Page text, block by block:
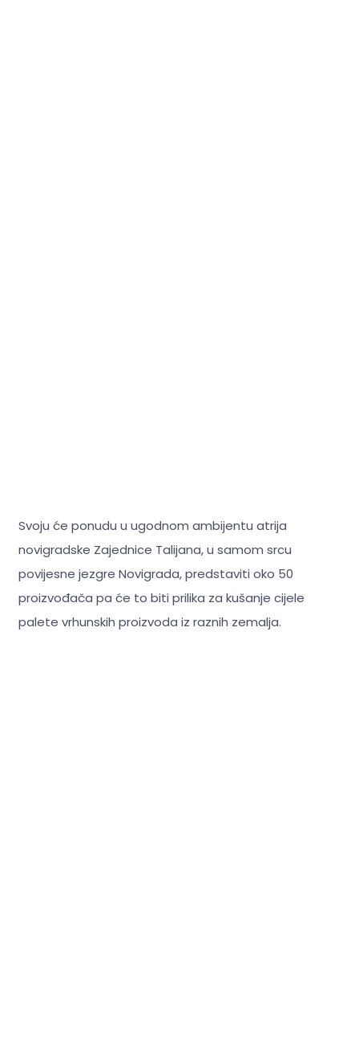
Svoju će ponudu u ugodnom ambijentu atrija
novigradske Zajednice Talijana, u samom srcu
povijesne jezgre Novigrada, predstaviti oko 50
proizvođača pa će to biti prilika za kušanje cijele
palete vrhunskih proizvoda iz raznih zemalja.